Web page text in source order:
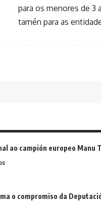
para os menores de 3
tamén para as
ao campión europeo Manu
o compromiso da